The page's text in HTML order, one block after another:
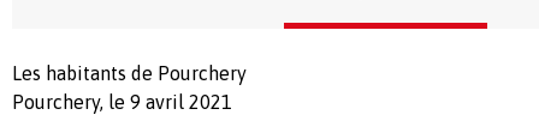
Les habitants de Pourchery
Pourchery, le 9 avril 2021